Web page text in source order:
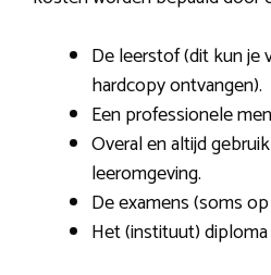
De leerstof (dit kun je
hardcopy ontvangen).
Een professionele
Overal en altijd
leeromgeving.
De examens (soms
Het (instituut)